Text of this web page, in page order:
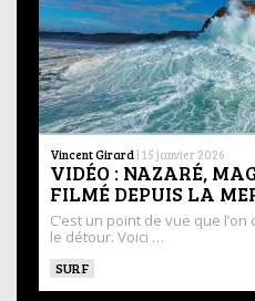
Vincent Girard | 15 janvier 2026
VIDÉO : NAZARÉ,
FILMÉ DEPUIS LA
C’est un point de vue que
le détour. Voici …
SURF